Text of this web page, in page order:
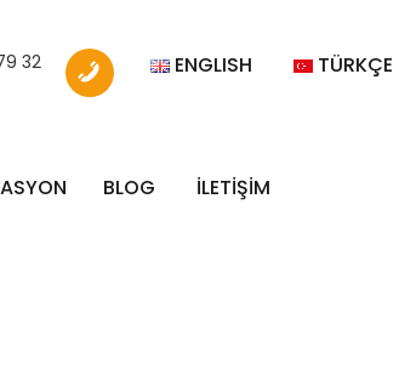
32 ENGLISH TÜRKÇE
BLOG İLETİŞİM